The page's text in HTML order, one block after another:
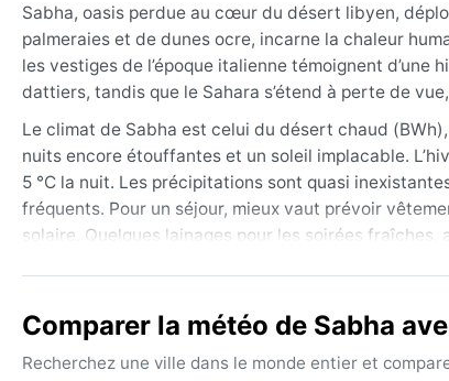
Sabha, oasis perdue au cœur du désert libyen,
palmeraies et de dunes ocre, incarne la chaleur
les vestiges de l’époque italienne témoignent d’une
dattiers, tandis que le Sahara s’étend à perte de
Le climat de Sabha est celui du désert chaud
nuits encore étouffantes et un soleil implacable.
5 °C la nuit. Les précipitations sont quasi
fréquents. Pour un séjour, mieux vaut prévoir
solaire. Quelques lainages pour les soirées fraîches,
La meilleure période pour explorer Sabha s’étend
visibilité à presque rien. Le sirocco, vent chaud
quand elles se produisent, transforment les oueds
Comparer la météo de Sabha
Recherchez une ville dans le monde entier et